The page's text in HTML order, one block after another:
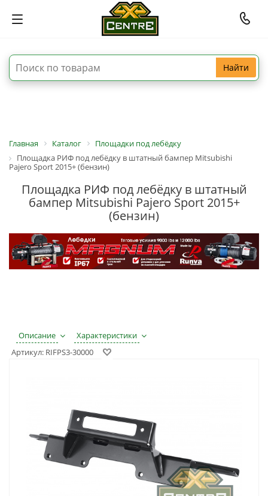
Найти
Главная Каталог
Площадки под лебёдку
Площадка РИФ под лебёдку в штатный бампер Mitsubishi
Pajero Sport 2015+ (бензин)
Площадка РИФ под лебёдку в штатный
бампер Mitsubishi Pajero Sport 2015+
(бензин)
Описание
Характеристики
Артикул: RIFPS3-30000